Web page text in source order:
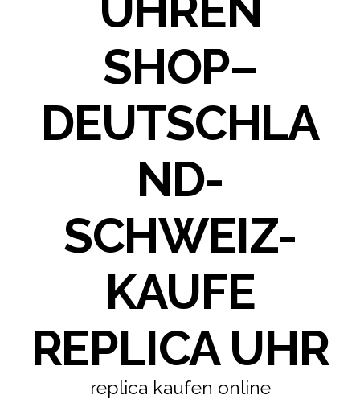
SHOP–
DEUTSCHLA
ND-
SCHWEIZ-
KAUFE
REPLICA UHR
replica kaufen online